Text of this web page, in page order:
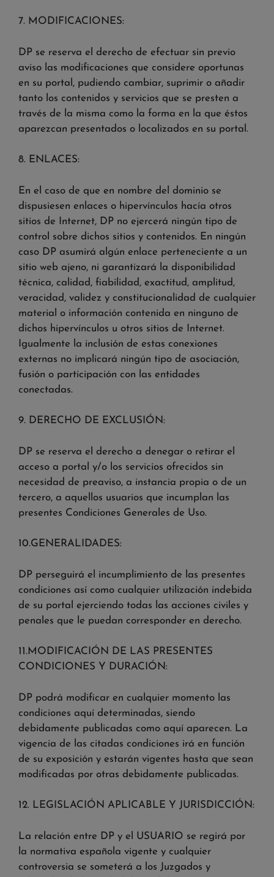
7. MODIFICACIONES:
DP se reserva el derecho de efectuar sin previo
aviso las modificaciones que considere oportunas
en su portal, pudiendo cambiar, suprimir o añadir
tanto los contenidos y servicios que se presten a
través de la misma como la forma en la que éstos
aparezcan presentados o localizados en su portal.
8. ENLACES:
En el caso de que en nombre del dominio se
dispusiesen enlaces o hipervínculos hacía otros
sitios de Internet, DP no ejercerá ningún tipo de
control sobre dichos sitios y contenidos. En ningún
caso DP asumirá algún enlace perteneciente a un
sitio web ajeno, ni garantizará la disponibilidad
técnica, calidad, fiabilidad, exactitud, amplitud,
veracidad, validez y constitucionalidad de cualquier
material o información contenida en ninguno de
dichos hipervínculos u otros sitios de Internet.
Igualmente la inclusión de estas conexiones
externas no implicará ningún tipo de asociación,
fusión o participación con las entidades
conectadas.
9. DERECHO DE EXCLUSIÓN:
DP se reserva el derecho a denegar o retirar el
acceso a portal y/o los servicios ofrecidos sin
necesidad de preaviso, a instancia propia o de un
tercero, a aquellos usuarios que incumplan las
presentes Condiciones Generales de Uso.
10.GENERALIDADES:
DP perseguirá el incumplimiento de las presentes
condiciones así como cualquier utilización indebida
de su portal ejerciendo todas las acciones civiles y
penales que le puedan corresponder en derecho.
11.MODIFICACIÓN DE LAS PRESENTES
CONDICIONES Y DURACIÓN:
DP podrá modificar en cualquier momento las
condiciones aquí determinadas, siendo
debidamente publicadas como aquí aparecen. La
vigencia de las citadas condiciones irá en función
de su exposición y estarán vigentes hasta que sean
modificadas por otras debidamente publicadas.
12. LEGISLACIÓN APLICABLE Y JURISDICCIÓN:
La relación entre DP y el USUARIO se regirá por
la normativa española vigente y cualquier
controversia se someterá a los Juzgados y